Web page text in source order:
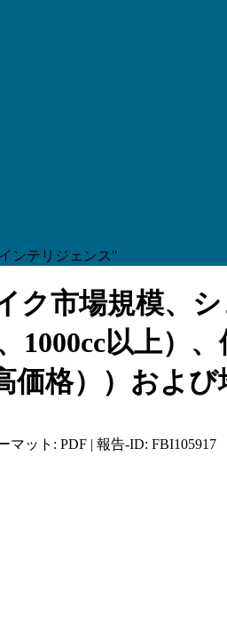
ンテリジェンス"
ク市場規模、
1000cc以上）
価格））および
マット: PDF | 報告-ID: FBI105917